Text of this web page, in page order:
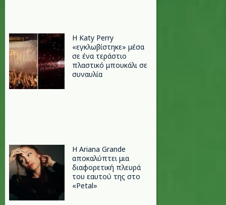
H Katy Perry
«εγκλωβίστηκε» μέσα
σε ένα τεράστιο
πλαστικό μπουκάλι σε
συναυλία
Η Ariana Grande
αποκαλύπτει μια
διαφορετική πλευρά
του εαυτού της στο
«Petal»